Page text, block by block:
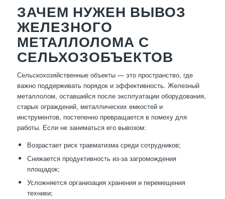
ЗАЧЕМ НУЖЕН ВЫВОЗ
ЖЕЛЕЗНОГО
МЕТАЛЛОЛОМА С
СЕЛЬХОЗОБЪЕКТОВ
Сельскохозяйственные объекты — это пространство, где
важно поддерживать порядок и эффективность. Железный
металлолом, оставшийся после эксплуатации оборудования,
старых ограждений, металлических емкостей и
инструментов, постепенно превращается в помеху для
работы. Если не заниматься его вывозом:
Возрастает риск травматизма среди сотрудников;
Снижается продуктивность из-за загромождения
площадок;
Усложняется организация хранения и перемещения
техники;